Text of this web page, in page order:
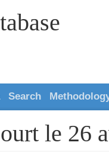
Search
le 26